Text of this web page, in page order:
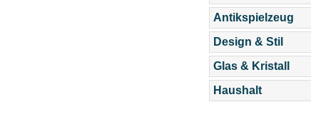
Antikspielzeug
Design & Stil
Glas & Kristall
Haushalt